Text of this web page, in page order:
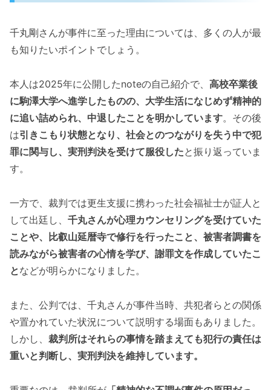
千丸剛さんが事件に至った理由については、多くの人が最
も知りたいポイントでしょう。
本人は2025年に公開したnoteの自己紹介で、 高校卒業後
に駒澤大学へ進学したものの、大学生活になじめず精神的
に追い詰められ、中退したことを明かしています。その後
は引きこもり状態となり、社会とのつながりを失う中で犯
罪に関与し、実刑判決を受けて服役したと振り返っていま
す。
一方で、裁判では更生支援に携わった社会福祉士が証人と
して出廷し、 千丸さんが心理カウンセリングを受けていた
ことや、比叡山延暦寺で修行を行ったこと、被害者調書を
読みながら被害者の心情を学び、謝罪文を作成していたこ
となどが明らかになりました。
また、公判では、千丸さんが事件当時、共犯者らとの関係
や置かれていた状況について説明する場面もありました。
しかし、 裁判所はそれらの事情を踏まえても犯行の責任は
重いと判断し、実刑判決を維持しています。